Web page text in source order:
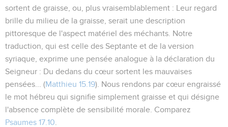
sortent de graisse , ou, plus vraisemblablement : Leur regard
brille du milieu de la graisse , serait une description
pittoresque de l'aspect matériel des méchants. Notre
traduction, qui est celle des Septante et de la version
syriaque, exprime une pensée analogue à la déclaration du
Seigneur : Du dedans du cœur sortent les mauvaises
pensées...
(Matthieu 15.19). Nous rendons par cœur engraissé
le mot hébreu qui signifie simplement graisse et qui désigne
l'absence complète de sensibilité morale. Comparez
Psaumes 17.10